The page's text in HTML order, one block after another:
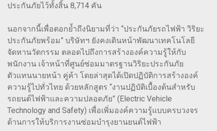
ประกันภัยไว้ทั้งสิ้น 8,714 คัน
นอกจากนี้เพื่อตอกย้ำถึงนิยามที่ว่า “ประกันภัยรถไฟฟ้า วิริยะ
ประกันภัยพร้อม” บริษัทฯ ยังคงเดินหน้าพัฒนาเทคโนโลยี
จัดหานวัตกรรม ตลอดไปถึงการสร้างองค์ความรู้ให้กับ
พนักงาน เจ้าหน้าที่ศูนย์ซ่อมมาตรฐานวิริยะประกันภัย
ตัวแทนนายหน้า คู่ค้า โดยล่าสุดได้เปิดปฏิบัติการสร้างองค์
ความรู้ไปทั่วไทย ด้วยหลักสูตร “งานปฏิบัติเบื้องต้นสำหรับ
รถยนต์ไฟฟ้าและความปลอดภัย” (Electric Vehicle
Technology and Safety) เพื่อเพิ่มองค์ความรู้แบบครบวงจร
ด้านการให้บริการงานซ่อมบำรุงยานยนต์ไฟฟ้า